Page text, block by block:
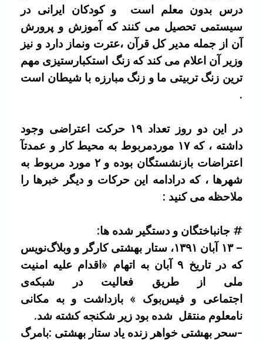
درس بدون معلم است و کودکان ایرانی در
سیستمی تحصیل می کنند که آموزش و پرورش
آن از جمله مدیر کل قرآن ،عترت ونماز دارد و نیز
وزیر آن اعلام می کند که زنگ استکبارستیزی مهم
ترین زنگ تربیتی ما و زنگ مبارزه با شیطان است
.
در این دو روز تعداد ۱۹ حرکت اعتراضی وجود
داشته ، که ۱۷ مورد‌مربوط به محیط کار و عمدتآ
اعتراضات بازنشستگان بوده و ۲ مورد مربوط به
شهرها ، که درادامه این حرکات و دیگر خبرها را
ملاحظه می کنید :
# جانباختگان و دستگیر شده ها:
– ۱۳ آبان ۱۳۹۱، ستار بهشتی کارگر و وبلاگ‌نویس
که در تاریخ ۹ آبان به اتهام «اقدام علیه امنیت
ملی از طریق فعالیت در شبکه‌ی
اجتماعی و فیس‌بوک » بازداشت و به مکانی
نامعلوم منتقل شده بود زیر شکنجه کشته شد.
-سحر بهشتی خواهر زنده یاد ستار بهشتی :بامرگ